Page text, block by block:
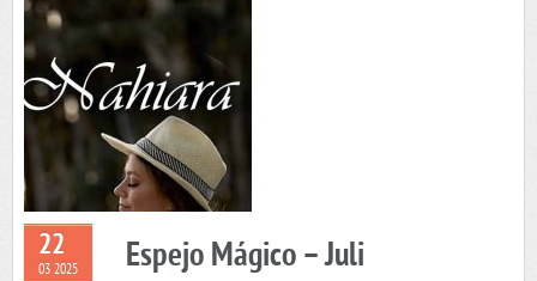
22
03 2025 Espejo Mágico – Juli